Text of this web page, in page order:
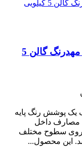
رنگ نیم پلاستیک سفید مات ساتراپ مهدرنگ گالن 5
یک پوشش رنگ پایه
مصارف داخل
روی سطوح مختلف
این محصول...